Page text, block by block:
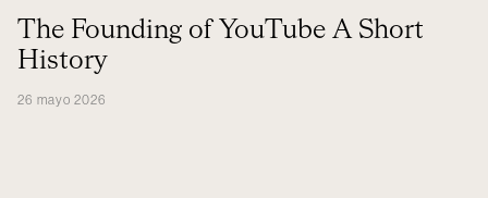
The Founding of YouTube A Short
History
26 mayo 2026